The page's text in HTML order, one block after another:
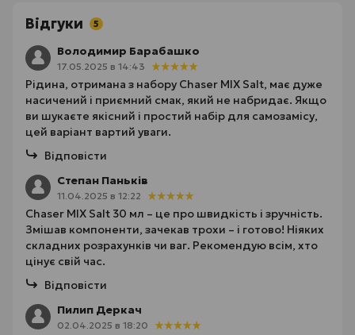
Відгуки 5
Володимир Барабашко
17.05.2025 в 14:43
Рідина, отримана з набору Chaser MIX Salt, має дуже
насичений і приємний смак, який не набридає. Якщо
ви шукаєте якісний і простий набір для самозамісу,
цей варіант вартий уваги.
Відповісти
Степан Паньків
11.04.2025 в 12:22
Chaser MIX Salt 30 мл – це про швидкість і зручність.
Змішав компоненти, зачекав трохи – і готово! Ніяких
складних розрахунків чи ваг. Рекомендую всім, хто
цінує свій час.
Відповісти
Пилип Деркач
02.04.2025 в 18:20